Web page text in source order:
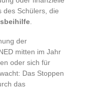
des Schülers, die
der
mitten im Jahr
oder sich für
Das Stoppen
das